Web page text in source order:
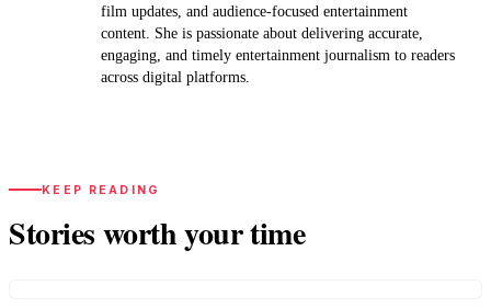
film updates, and audience-focused entertainment
content. She is passionate about delivering accurate,
engaging, and timely entertainment journalism to readers
across digital platforms.
KEEP READING
Stories worth your time